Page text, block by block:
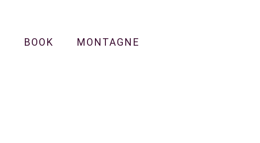
BOOK MONTAGNE